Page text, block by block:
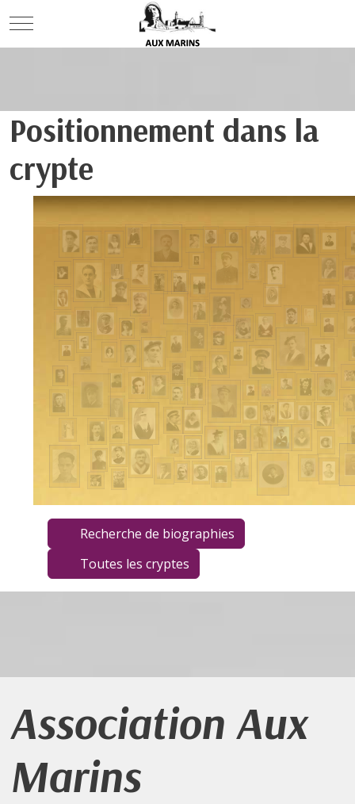
Mobile Menu Toggle
Positionnement dans la
crypte
Recherche de biographies
Toutes les cryptes
Association Aux
Marins